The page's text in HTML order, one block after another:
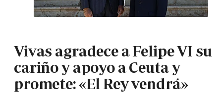
Vivas agradece a Felipe VI su
cariño y apoyo a Ceuta y
promete: «El Rey vendrá»